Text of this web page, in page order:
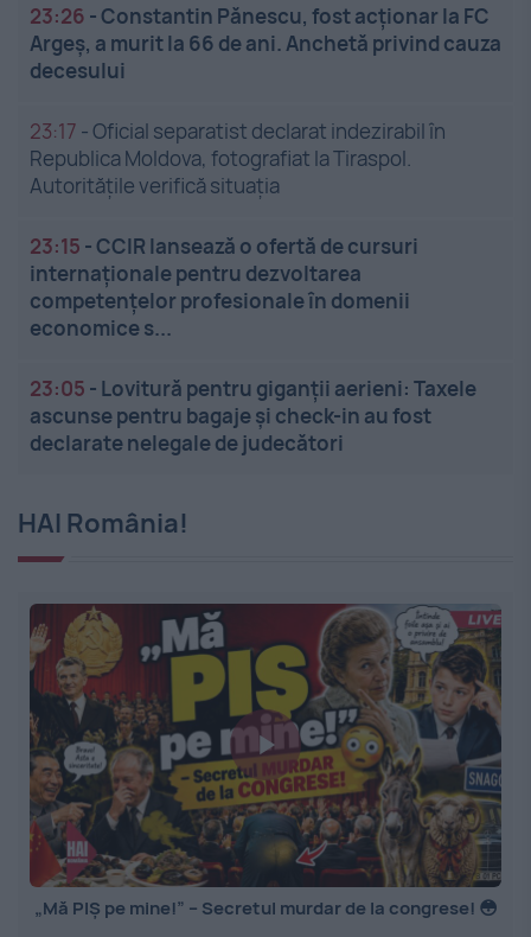
23:26 -Constantin Pănescu, fost acționar la FC
Argeș, a murit la 66 de ani. Anchetă privind cauza
decesului
23:17 -Oficial separatist declarat indezirabil în
Republica Moldova, fotografiat la Tiraspol.
Autoritățile verifică situația
23:15 -CCIR lansează o ofertă de cursuri
internaționale pentru dezvoltarea
competențelor profesionale în domenii
economice s...
23:05 - Lovitură pentru giganții aerieni: Taxele
ascunse pentru bagaje și check-in au fost
declarate nelegale de judecători
HAI România!
„Mă PIȘ pe mine!” – Secretul murdar de la congrese! 😳